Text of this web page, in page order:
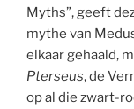
Myths”, geeft
mythe van
elkaar gehaald,
Pterseus, de
op al die zwart-